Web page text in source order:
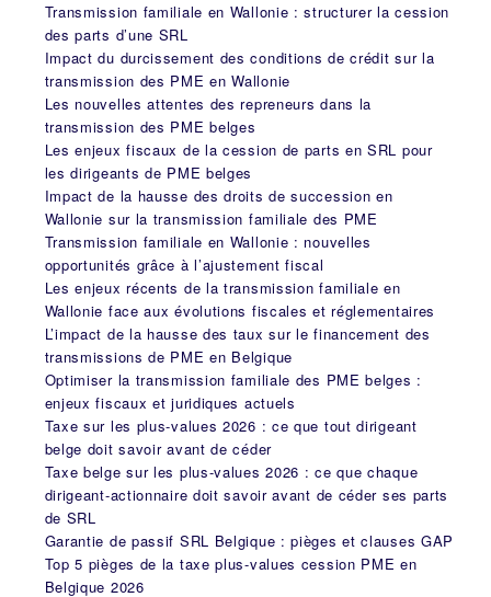
Transmission familiale en Wallonie : structurer la cession
des parts d’une SRL
Impact du durcissement des conditions de crédit sur la
transmission des PME en Wallonie
Les nouvelles attentes des repreneurs dans la
transmission des PME belges
Les enjeux fiscaux de la cession de parts en SRL pour
les dirigeants de PME belges
Impact de la hausse des droits de succession en
Wallonie sur la transmission familiale des PME
Transmission familiale en Wallonie : nouvelles
opportunités grâce à l’ajustement fiscal
Les enjeux récents de la transmission familiale en
Wallonie face aux évolutions fiscales et réglementaires
L’impact de la hausse des taux sur le financement des
transmissions de PME en Belgique
Optimiser la transmission familiale des PME belges :
enjeux fiscaux et juridiques actuels
Taxe sur les plus-values 2026 : ce que tout dirigeant
belge doit savoir avant de céder
Taxe belge sur les plus-values 2026 : ce que chaque
dirigeant-actionnaire doit savoir avant de céder ses parts
de SRL
Garantie de passif SRL Belgique : pièges et clauses GAP
Top 5 pièges de la taxe plus-values cession PME en
Belgique 2026